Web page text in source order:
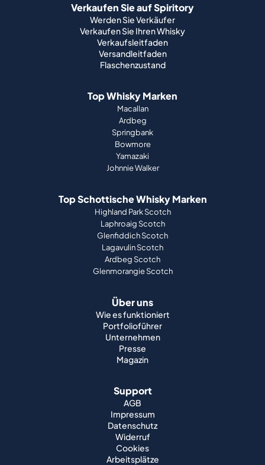
Verkaufen Sie auf Spiritory
Werden Sie Verkäufer
Verkaufen Sie Ihren Whisky
Verkaufsleitfaden
Versandleitfaden
Flaschenzustand
Top Whisky Marken
Macallan
Ardbeg
Springbank
Bowmore
Yamazaki
Johnnie Walker
Top Schottische Whisky Marken
Highland Park Scotch
Laphroaig Scotch
Glenfiddich Scotch
Lagavulin Scotch
Ardbeg Scotch
Glenmorangie Scotch
Über uns
Wie es funktioniert
Portfolioführer
Unternehmen
Presse
Magazin
Support
AGB
Impressum
Datenschutz
Widerruf
Cookies
Arbeitsplätze